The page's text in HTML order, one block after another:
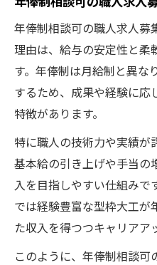
年俸制相談可の職人求人募
理由は、給与の安定性と柔
す。年俸制は月給制と異な
するため、成果や経験に応
特徴があります。
特に職人の技術力や実績が
基本給の引き上げや手当の
入を目指しやすい仕組みで
では経験豊富な型枠大工が
た収入を得つつキャリアア
このように、年俸制相談